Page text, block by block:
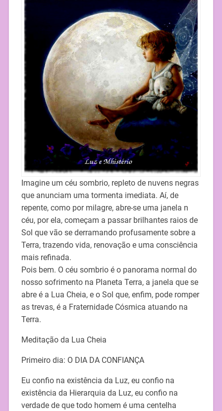
Imagine um céu sombrio, repleto de nuvens negras
que anunciam uma tormenta imediata. Aí, de
repente, como por milagre, abre-se uma janela n
céu, por ela, começam a passar brilhantes raios de
Sol que vão se derramando profusamente sobre a
Terra, trazendo vida, renovação e uma consciência
mais refinada.
Pois bem. O céu sombrio é o panorama normal do
nosso sofrimento na Planeta Terra, a janela que se
abre é a Lua Cheia, e o Sol que, enfim, pode romper
as trevas, é a Fraternidade Cósmica atuando na
Terra.
Meditação da Lua Cheia
Primeiro dia: O DIA DA CONFIANÇA
Eu confio na existência da Luz, eu confio na
existência da Hierarquia da Luz, eu confio na
verdade de que todo homem é uma centelha